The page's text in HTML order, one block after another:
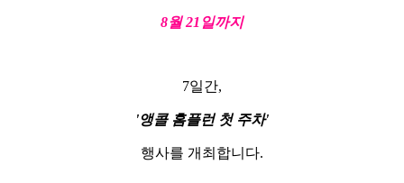
8월 21일까지
7일간,
'앵콜 홈플런 첫 주차'
행사를 개최합니다.